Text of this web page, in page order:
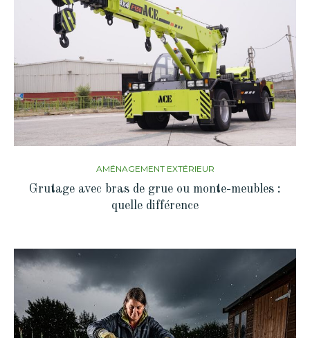
AMÉNAGEMENT EXTÉRIEUR
Grutage avec bras de grue ou monte-meubles :
quelle différence